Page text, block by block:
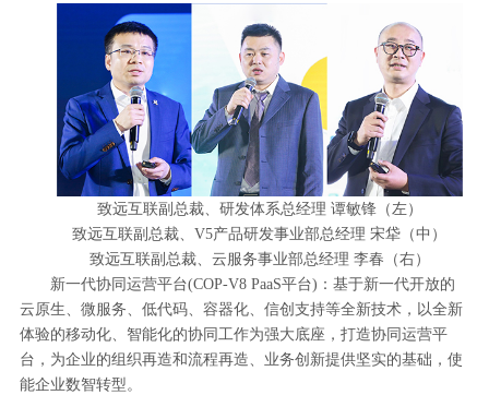
致远互联副总裁、研发体系总经理 谭敏锋（左）
致远互联副总裁、V5产品研发事业部总经理 宋牮（中）
致远互联副总裁、云服务事业部总经理 李春（右）
新一代协同运营平台(COP-V8 PaaS平台)：基于新一代开放的
云原生、微服务、低代码、容器化、信创支持等全新技术，以全新
体验的移动化、智能化的协同工作为强大底座，打造协同运营平
台，为企业的组织再造和流程再造、业务创新提供坚实的基础，使
能企业数智转型。